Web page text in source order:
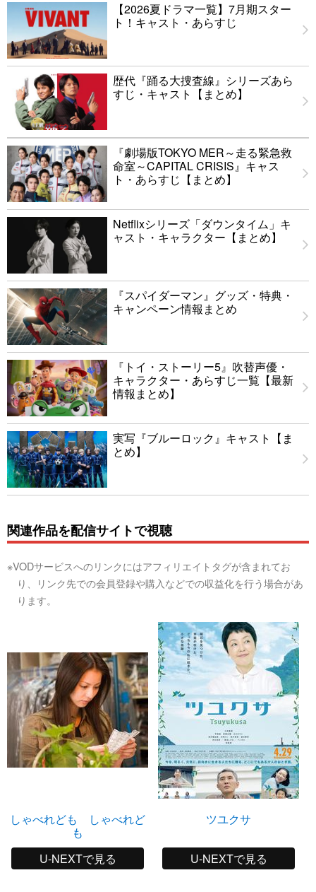
【2026夏ドラマ一覧】7月期スター
ト！キャスト・あらすじ
歴代『踊る大捜査線』シリーズあら
すじ・キャスト【まとめ】
『劇場版TOKYO MER～走る緊急救
命室～CAPITAL CRISIS』キャス
ト・あらすじ【まとめ】
Netflixシリーズ「ダウンタイム」キ
ャスト・キャラクター【まとめ】
『スパイダーマン』グッズ・特典・
キャンペーン情報まとめ
『トイ・ストーリー5』吹替声優・
キャラクター・あらすじ一覧【最新
情報まとめ】
実写『ブルーロック』キャスト【ま
とめ】
関連作品を配信サイトで視聴
※VODサービスへのリンクにはアフィリエイトタグが含まれてお
り、リンク先での会員登録や購入などでの収益化を行う場合があ
ります。
しゃべれども しゃべれど
も
U-NEXTで見る
ツユクサ
U-NEXTで見る